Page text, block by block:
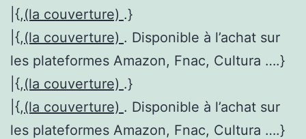
|{,(la couverture) .}
|{,(la couverture) . Disponible à l’achat sur
les plateformes Amazon, Fnac, Cultura ….}
|{,(la couverture) .}
|{,(la couverture) . Disponible à l’achat sur
les plateformes Amazon, Fnac, Cultura ….}